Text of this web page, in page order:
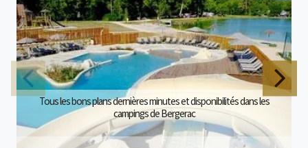
Tous les bons plans dernières minutes et disponibilités dans les
campings de Bergerac